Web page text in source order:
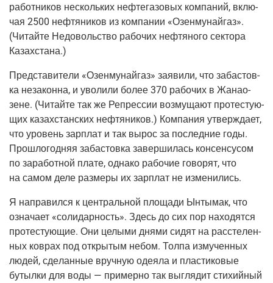
работ­ни­ков несколь­ких неф­те­га­зо­вых ком­па­ний, вклю­
чая 2500 неф­тя­ни­ков из ком­па­нии «Озен­му­най­газ».
(Читай­те Недо­воль­ство рабо­чих неф­тя­но­го сек­то­ра
Казахстана.)
Пред­ста­ви­те­ли «Озен­му­най­газ» заяви­ли, что заба­стов­
ка неза­кон­на, и уво­ли­ли более 370 рабо­чих в Жана­о­
зене. (Читай­те так же Репрес­сии воз­му­ща­ют про­те­сту­ю­
щих казах­стан­ских неф­тя­ни­ков.) Ком­па­ния утвер­жда­ет,
что уро­вень зар­плат и так вырос за послед­ние годы.
Про­шло­год­няя заба­стов­ка завер­ши­лась кон­сен­су­сом
по зара­бот­ной пла­те, одна­ко рабо­чие гово­рят, что
на самом деле раз­ме­ры их зар­плат не изменились.
Я напра­вил­ся к цен­траль­ной пло­ща­ди Ынты­мак, что
озна­ча­ет «соли­дар­ность». Здесь до сих пор нахо­дят­ся
про­те­сту­ю­щие. Они целы­ми дня­ми сидят на рас­сте­лен­
ных ков­рах под откры­тым небом. Тол­па изму­чен­ных
людей, сде­лан­ные вруч­ную оде­я­ла и пла­сти­ко­вые
бутыл­ки для воды — при­мер­но так выгля­дит сти­хий­ный